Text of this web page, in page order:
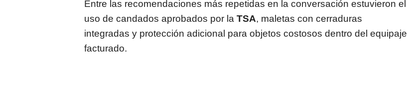
Entre las recomendaciones más repetidas en la conversación estuvieron el
uso de candados aprobados por la TSA, maletas con cerraduras
integradas y protección adicional para objetos costosos dentro del equipaje
facturado.